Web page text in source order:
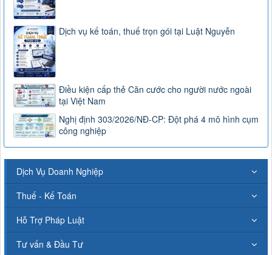
Dịch vụ kế toán, thuế trọn gói tại Luật Nguyễn
Điều kiện cấp thẻ Căn cước cho người nước ngoài
tại Việt Nam
Nghị định 303/2026/NĐ-CP: Đột phá 4 mô hình cụm
công nghiệp
Dịch Vụ Doanh Nghiệp
Thuế - Kế Toán
Hỗ Trợ Pháp Luật
Tư vấn & Đầu Tư